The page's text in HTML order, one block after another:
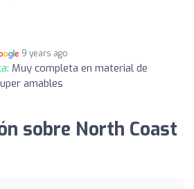
9 years ago
Muy completa en material de
amables
sobre North Coast